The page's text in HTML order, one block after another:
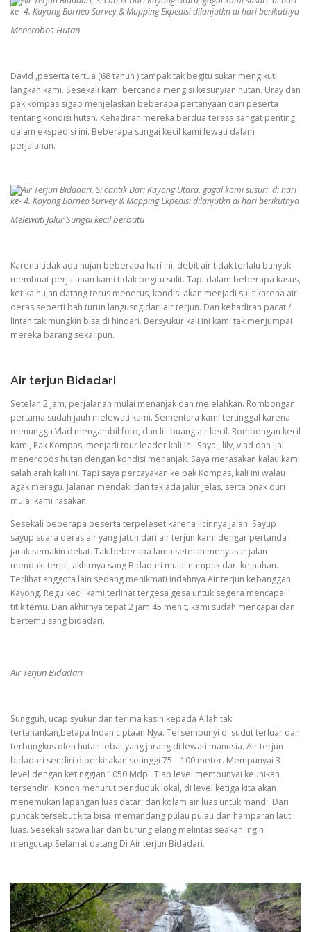
Menerobos Hutan
David ,peserta tertua (68 tahun ) tampak tak begitu sukar mengikuti
langkah kami. Sesekali kami bercanda mengisi kesunyian hutan. Uray dan
pak kompas sigap menjelaskan beberapa pertanyaan dari peserta
tentang kondisi hutan. Kehadiran mereka berdua terasa sangat penting
dalam ekspedisi ini. Beberapa sungai kecil kami lewati dalam
perjalanan.
Melewati Jalur Sungai kecil berbatu
Karena tidak ada hujan beberapa hari ini, debit air tidak terlalu banyak
membuat perjalanan kami tidak begitu sulit. Tapi dalam beberapa kasus,
ketika hujan datang terus menerus, kondisi akan menjadi sulit karena air
deras seperti bah turun langusng dari air terjun. Dan kehadiran pacat /
lintah tak mungkin bisa di hindari. Bersyukur kali ini kami tak menjumpai
mereka barang sekalipun.
Air terjun Bidadari
Setelah 2 jam, perjalanan mulai menanjak dan melelahkan. Rombongan
pertama sudah jauh melewati kami. Sementara kami tertinggal karena
menunggu Vlad mengambil foto, dan lili buang air kecil. Rombongan kecil
kami, Pak Kompas, menjadi tour leader kali ini. Saya , lily, vlad dan Ijal
menerobos hutan dengan kondisi menanjak. Saya merasakan kalau kami
salah arah kali ini. Tapi saya percayakan ke pak Kompas, kali ini walau
agak meragu. Jalanan mendaki dan tak ada jalur jelas, serta onak duri
mulai kami rasakan.
Sesekali beberapa peserta terpeleset karena licinnya jalan. Sayup
sayup suara deras air yang jatuh dari air terjun kami dengar pertanda
jarak semakin dekat. Tak beberapa lama setelah menyusur jalan
mendaki terjal, akhirnya sang Bidadari mulai nampak dari kejauhan.
Terlihat anggota lain sedang menikmati indahnya Air terjun kebanggan
Kayong. Regu kecil kami terlihat tergesa gesa untuk segera mencapai
titik temu. Dan akhirnya tepat 2 jam 45 menit, kami sudah mencapai dan
bertemu sang bidadari.
Air Terjun Bidadari
Sungguh, ucap syukur dan terima kasih kepada Allah tak
tertahankan,betapa Indah ciptaan Nya. Tersembunyi di sudut terluar dan
terbungkus oleh hutan lebat yang jarang di lewati manusia. Air terjun
bidadari sendiri diperkirakan setinggi 75 – 100 meter. Mempunyai 3
level dengan ketinggian 1050 Mdpl. Tiap level mempunyai keunikan
tersendiri. Konon menurut penduduk lokal, di level ketiga kita akan
menemukan lapangan luas datar, dan kolam air luas untuk mandi. Dari
puncak tersebut kita bisa memandang pulau pulau dan hamparan laut
luas. Sesekali satwa liar dan burung elang melintas seakan ingin
mengucap Selamat datang Di Air terjun Bidadari.